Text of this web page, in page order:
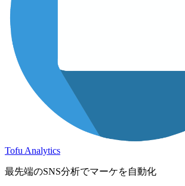
Tofu Analytics
最先端のSNS分析でマーケを自動化